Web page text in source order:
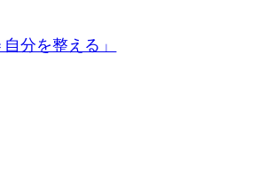
分を整える」